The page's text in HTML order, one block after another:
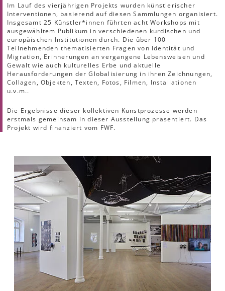
Im Lauf des vierjährigen Projekts wurden künstlerischer
Interventionen, basierend auf diesen Sammlungen organisiert.
Insgesamt 25 Künstler*innen führten acht Workshops mit
ausgewähltem Publikum in verschiedenen kurdischen und
europäischen Institutionen durch. Die über 100
Teilnehmenden thematisierten Fragen von Identität und
Migration, Erinnerungen an vergangene Lebensweisen und
Gewalt wie auch kulturelles Erbe und aktuelle
Herausforderungen der Globalisierung in ihren Zeichnungen,
Collagen, Objekten, Texten, Fotos, Filmen, Installationen
u.v.m..
Die Ergebnisse dieser kollektiven Kunstprozesse werden
erstmals gemeinsam in dieser Ausstellung präsentiert. Das
Projekt wird finanziert vom FWF.